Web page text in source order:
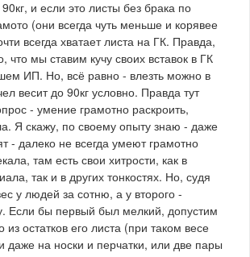
и если это листы без брака по
(они всегда чуть меньше и корявее
всегда хватает листа на ГК. Правда,
что мы ставим кучу своих вставок в ГК
ИП. Но, всё равно - влезть можно в
весит до 90кг условно. Правда тут
- умение грамотно раскроить,
Я скажу, по своему опыту знаю - даже
- далеко не всегда умеют грамотно
там есть свои хитрости, как в
так и в других тонкостях. Но, судя
у людей за сотню, а у второго -
Если бы первый был мелкий, допустим
из остатков его листа (при таком весе
даже на носки и перчатки, или две пары